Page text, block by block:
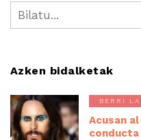
Azken bidalketak
BERRI
Acusan